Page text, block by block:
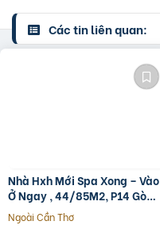
Các tin liên quan:
Nhà Hxh Mới Spa Xong – Vào
Ở Ngay , 44/85M2, P14 Gò
Vấp, Giá 4.X Tỷ
Ngoài Cần Thơ